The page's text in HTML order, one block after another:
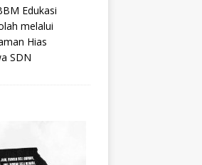
Edukasi
melalui
Hias
SDN